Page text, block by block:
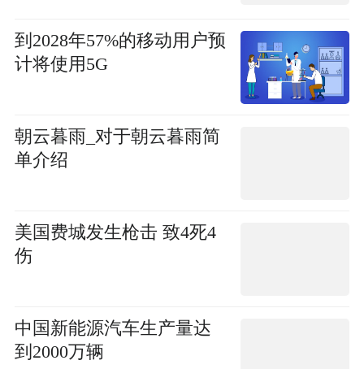
到2028年57%的移动用户预
计将使用5G
朝云暮雨_对于朝云暮雨简
单介绍
美国费城发生枪击 致4死4
伤
中国新能源汽车生产量达
到2000万辆